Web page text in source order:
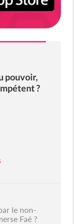
pouvoir,
?
le non-
Faé ?